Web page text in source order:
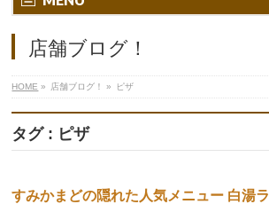
店舗ブログ！
HOME » 店舗ブログ！ » ピザ
タグ : ピザ
すみかまどの隠れた人気メニュー 白湯ラ